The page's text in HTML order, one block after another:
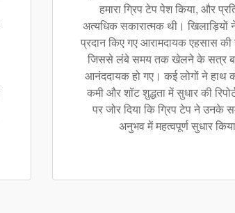
हमारा ग्रिप टेप पेश किया, और
अत्यधिक सकारात्मक थी। खिलाड़ियों ने
प्रदान किए गए आरामदायक एहसास की
जिससे लंबे समय तक खेलने के सत्र
आनंददायक हो गए। कई लोगों ने हाथ
कमी और शॉट शुद्धता में सुधार की
पर जोर दिया कि ग्रिप टेप ने उनके
अनुभव में महत्वपूर्ण सुधार